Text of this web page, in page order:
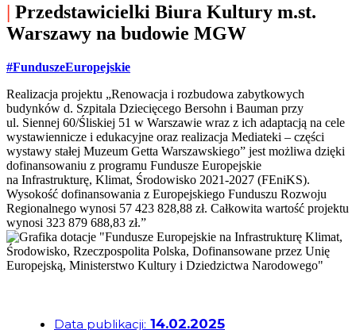
| Przedstawicielki Biura Kultury m.st.
Warszawy na budowie MGW
#FunduszeEuropejskie
Realizacja projektu „Renowacja i rozbudowa zabytkowych
budynków d. Szpitala Dziecięcego Bersohn i Bauman przy
ul. Siennej 60/Śliskiej 51 w Warszawie wraz z ich adaptacją na cele
wystawiennicze i edukacyjne oraz realizacja Mediateki – części
wystawy stałej Muzeum Getta Warszawskiego” jest możliwa dzięki
dofinansowaniu z programu Fundusze Europejskie
na Infrastrukturę, Klimat, Środowisko 2021-2027 (FEniKS).
Wysokość dofinansowania z Europejskiego Funduszu Rozwoju
Regionalnego wynosi 57 423 828,88 zł. Całkowita wartość projektu
wynosi 323 879 688,83 zł.”
Data publikacji: 14.02.2025